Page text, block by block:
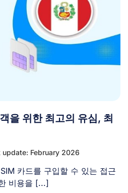
을 위한 최고의 유심, 최
update: February 2026
카드를 구입할 수 있는 접근
비용을 [...]